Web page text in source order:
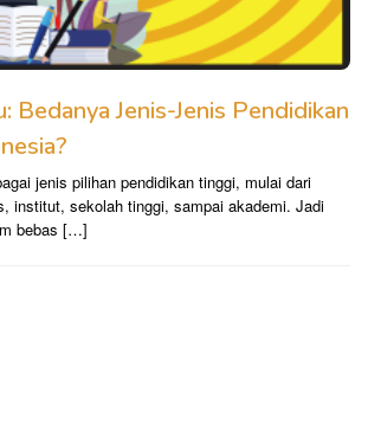
Bedanya Jenis-Jenis Pendidikan
jenis pilihan pendidikan tinggi, mulai dari
institut, sekolah tinggi, sampai akademi. Jadi
bebas […]